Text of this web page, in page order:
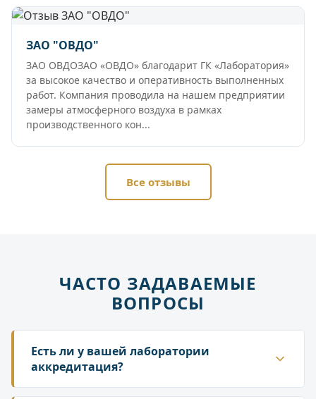
ЗАО "ОВДО"
ЗАО ОВДОЗАО «ОВДО» благодарит ГК «Лаборатория»
за высокое качество и оперативность выполненных
работ. Компания проводила на нашем предприятии
замеры атмосферного воздуха в рамках
производственного кон...
Все отзывы
ЧАСТО ЗАДАВАЕМЫЕ
ВОПРОСЫ
Есть ли у вашей лаборатории
аккредитация?
Да. ГК «Лаборатория» аккредитована в